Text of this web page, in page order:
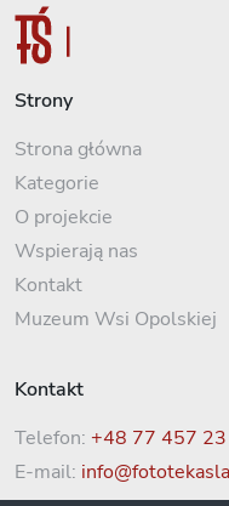
Strony
Strona główna
Kategorie
O projekcie
Wspierają nas
Kontakt
Muzeum Wsi Opolskiej
Kontakt
Telefon: +48 77 457
E-mail: